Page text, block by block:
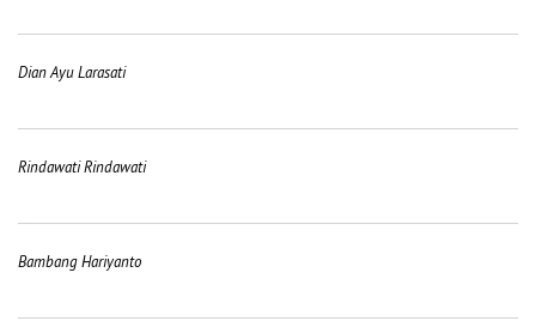
Dian Ayu Larasati
Rindawati Rindawati
Bambang Hariyanto